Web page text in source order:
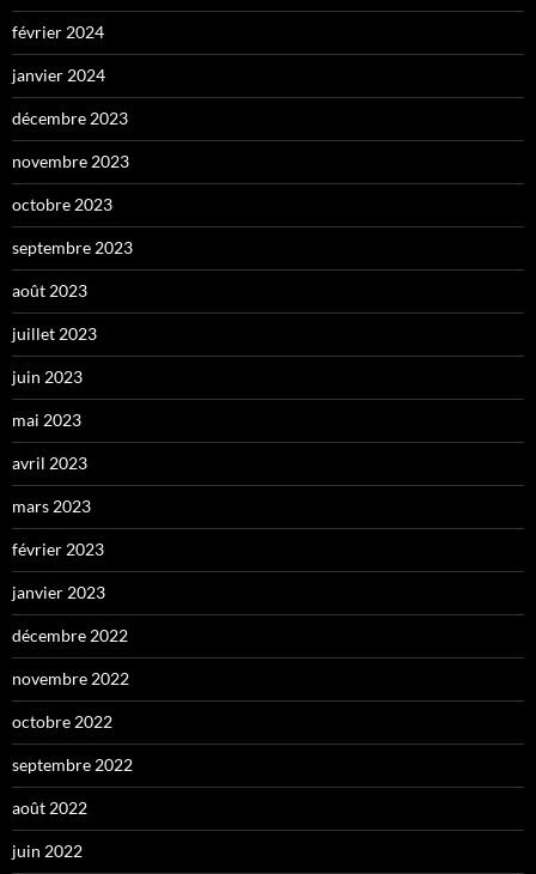
février 2024
janvier 2024
décembre 2023
novembre 2023
octobre 2023
septembre 2023
août 2023
juillet 2023
juin 2023
mai 2023
avril 2023
mars 2023
février 2023
janvier 2023
décembre 2022
novembre 2022
octobre 2022
septembre 2022
août 2022
juin 2022